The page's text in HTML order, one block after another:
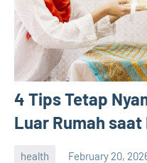
4 Tips Tetap
Luar Rumah
health February 20,